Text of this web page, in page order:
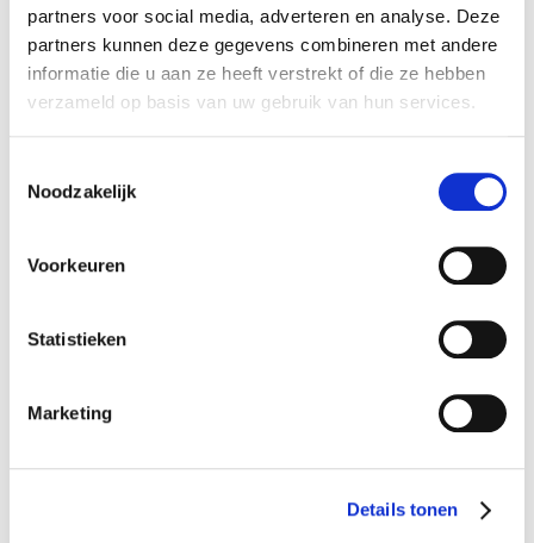
partners voor social media, adverteren en analyse. Deze
partners kunnen deze gegevens combineren met andere
informatie die u aan ze heeft verstrekt of die ze hebben
verzameld op basis van uw gebruik van hun services.
Noodzakelijk
Voorkeuren
Statistieken
Marketing
Details tonen